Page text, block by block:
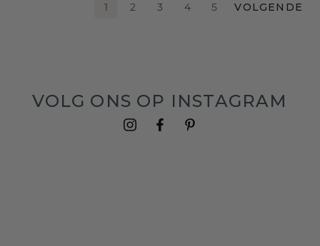
1 2 3 4 5 VOLGENDE
VOLG ONS OP INSTAGRAM